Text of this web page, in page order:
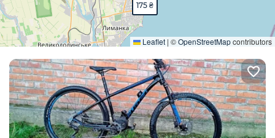
175 ₴
Leaflet | ©OpenStreetMapcontributors
Розгорнути